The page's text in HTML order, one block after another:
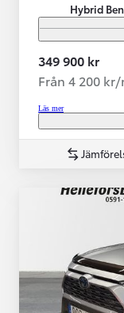
Hybrid
349 900 kr
Från 4 200
Läs mer